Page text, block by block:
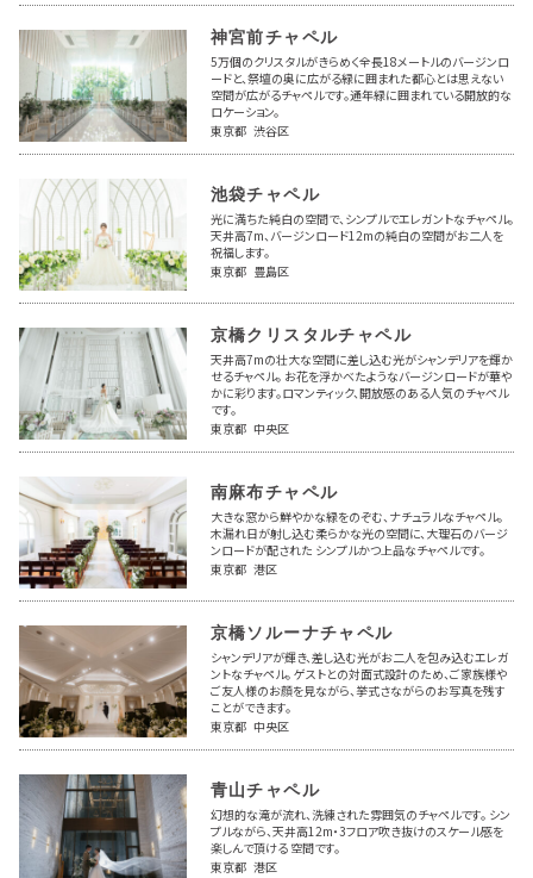
神宮前チャペル
5万個のクリスタルがきらめく全長18メートルのバージンロ
ードと、祭壇の奥に広がる緑に囲まれた都心とは思えない
空間が広がるチャペルです。通年緑に囲まれている開放的な
ロケーション。
東京都 渋谷区
池袋チャペル
光に満ちた純白の空間で、シンプルでエレガントなチャペル。
天井高7m、バージンロード12mの純白の空間がお二人を
祝福します。
東京都 豊島区
京橋クリスタルチャペル
天井高7mの壮大な空間に差し込む光がシャンデリアを輝か
せるチャペル。 お花を浮かべたようなバージンロードが華や
かに彩ります。ロマンティック、開放感のある人気のチャペル
です。
東京都 中央区
南麻布チャペル
大きな窓から鮮やかな緑をのぞむ、ナチュラルなチャペル。
木漏れ日が射し込む柔らかな光の空間に、大理石のバージ
ンロードが配された シンプルかつ上品なチャペルです。
東京都 港区
京橋ソルーナチャペル
シャンデリアが輝き、差し込む光がお二人を包み込むエレガ
ントなチャペル。 ゲストとの対面式設計のため、ご家族様や
ご友人様のお顔を見ながら、挙式さながらのお写真を残す
ことができます。
東京都 中央区
青山チャペル
幻想的な滝が流れ、洗練された雰囲気のチャペルです。 シン
プルながら、天井高12m・3フロア吹き抜けのスケール感を
楽しんで頂ける 空間です。
東京都 港区